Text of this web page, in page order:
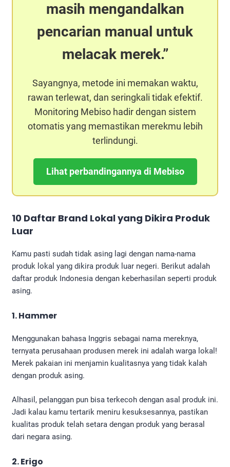
masih mengandalkan
pencarian manual untuk
melacak merek.
Sayangnya, metode ini memakan waktu,
rawan terlewat, dan seringkali tidak efektif.
Monitoring Mebiso hadir dengan sistem
otomatis yang memastikan merekmu lebih
terlindungi.
Lihat perbandingannya di Mebiso
10 Daftar Brand Lokal yang Dikira Produk
Luar
Kamu pasti sudah tidak asing lagi dengan nama-nama
produk lokal yang dikira produk luar negeri. Berikut adalah
daftar produk Indonesia dengan keberhasilan seperti produk
asing.
1. Hammer
Menggunakan bahasa Inggris sebagai nama mereknya,
ternyata perusahaan produsen merek ini adalah warga lokal!
Merek pakaian ini menjamin kualitasnya yang tidak kalah
dengan produk asing.
Alhasil, pelanggan pun bisa terkecoh dengan asal produk ini.
Jadi kalau kamu tertarik meniru kesuksesannya, pastikan
kualitas produk telah setara dengan produk yang berasal
dari negara asing.
2. Erigo